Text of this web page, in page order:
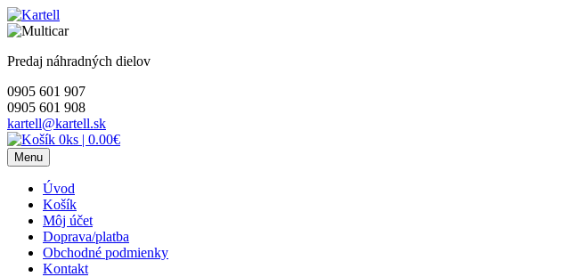
Skip
to
Predaj náhradných dielov
0905 601 907
0905 601 908
kartell@kartell.sk
0ks | 0.00€
Menu
Úvod
Košík
Môj účet
Doprava/platba
Obchodné podmienky
Kontakt